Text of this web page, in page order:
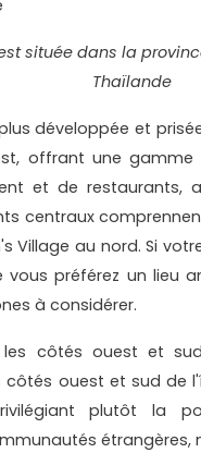
située dans la
Thaïlande
développée et
offrant une gamme
et de restaurants,
centraux
Village au nord. Si
vous préférez un lieu
à considérer.
les côtés ouest et
côtés ouest et sud de
plutôt la
étrangères,